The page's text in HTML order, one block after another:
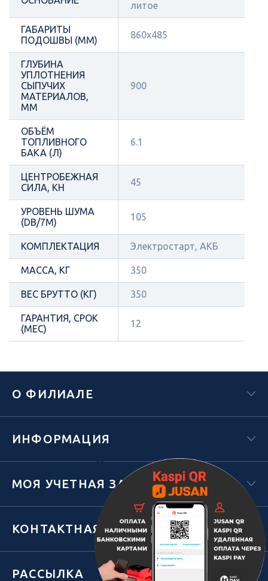
литое
ГАБАРИТЫ
ПОДОШВЫ (ММ)
860х485
ГЛУБИНА
УПЛОТНЕНИЯ
СЫПУЧИХ
МАТЕРИАЛОВ,
ММ
900
ОБЪЁМ
ТОПЛИВНОГО
БАКА (Л)
6.1
ЦЕНТРОБЕЖНАЯ
СИЛА, КН
45
УРОВЕНЬ ШУМА
(DB/7М)
105
КОМПЛЕКТАЦИЯ Электростарт, АКБ
МАССА, КГ 350
ВЕС БРУТТО (КГ) 350
ГАРАНТИЯ, СРОК
(МЕС)
12
Х
О ФИЛИАЛЕ
ИНФОРМАЦИЯ
МОЯ УЧЕТНАЯ ЗАПИСЬ
КОНТАКТНАЯ ИНФОРМАЦИЯ
РАССЫЛКА